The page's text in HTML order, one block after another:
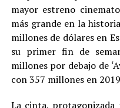
mayor estreno
más grande en la
millones de dólares en
su primer fin de
millones por debajo de
con 357 millones en
La cinta,